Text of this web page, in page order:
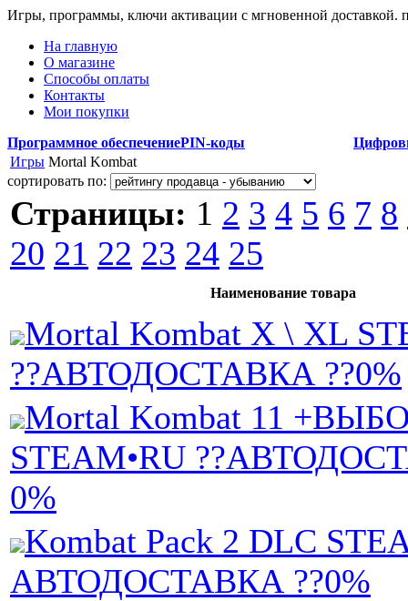
Игры, программы, ключи активации с мгновенной доставкой.
На главную
О магазине
Способы оплаты
Контакты
Мои покупки
Программное обеспечениеPIN-коды
Игры Mortal Kombat
сортировать по:
Страницы: 1 2 3 4 5 6 7 8
20 21 22 23 24 25
Наименование товара
Mortal Kombat X \ XL
??АВТОДОСТАВКА ??0%
Mortal Kombat 11
STEAM•RU
0%
Kombat Pack 2 DLC
АВТОДОСТАВКА ??0%